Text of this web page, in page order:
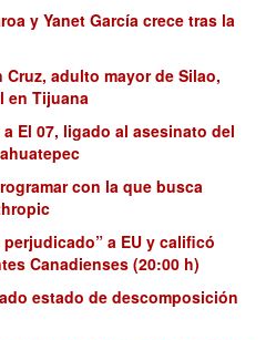
y Yanet García crece tras la
adulto mayor de Silao,
en Tijuana
El 07, ligado al asesinato del
con la que busca
a EU y calificó
Canadienses (20:00 h)
estado de descomposición